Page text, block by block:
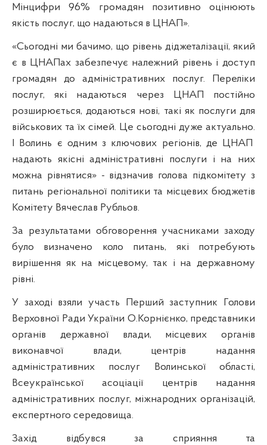
Мінцифри 96% громадян позитивно оцінюють
якість послуг, що надаються в ЦНАП».
«Сьогодні ми бачимо, що рівень діджеталізації, який
є в ЦНАПах забезпечує належний рівень і доступ
громадян до адміністративних послуг. Переліки
послуг, які надаються через ЦНАП постійно
розширюється, додаються нові, такі як послуги для
військових та їх сімей. Це сьогодні дуже актуально.
І Волинь є одним з ключових регіонів, де ЦНАП
надають якісні адміністративні послуги і на них
можна рівнятися» - відзначив голова підкомітету з
питань регіональної політики та місцевих бюджетів
Комітету Вячеслав Рубльов.
За результатами обговорення учасниками заходу
було визначено коло питань, які потребують
вирішення як на місцевому, так і на державному
рівні.
У заході взяли участь Перший заступник Голови
Верховної Ради України О.Корнієнко, представники
органів державної влади, місцевих органів
виконавчої влади, центрів надання
адміністративних послуг Волинської області,
Всеукраїнської асоціації центрів надання
адміністративних послуг, міжнародних організацій,
експертного середовища.
Захід відбувся за сприяння та